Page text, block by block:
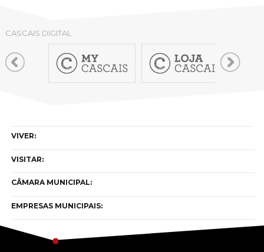
CASCAIS DIGITAL
VIVER:
VISITAR:
CÂMARA MUNICIPAL:
EMPRESAS MUNICIPAIS: